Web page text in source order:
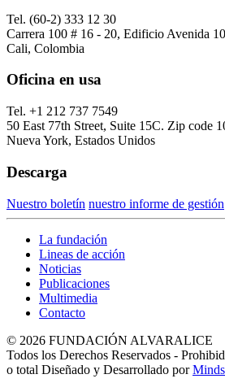
Tel. (60-2) 333 12 30
Carrera 100 # 16 - 20, Edificio Avenida
Cali, Colombia
Oficina en usa
Tel. +1 212 737 7549
50 East 77th Street, Suite 15C. Zip code
Nueva York, Estados Unidos
Descarga
Nuestro boletín nuestro informe de gestión
La fundación
Lineas de acción
Noticias
Publicaciones
Multimedia
Contacto
© 2026 FUNDACIÓN ALVARALICE
Todos los Derechos Reservados -
o total Diseñado y Desarrollado por